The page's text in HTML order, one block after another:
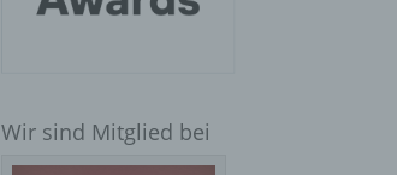
Wir sind Mitglied bei